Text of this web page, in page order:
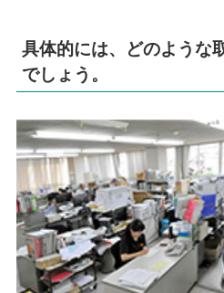
具体的には、どのような
でしょう。